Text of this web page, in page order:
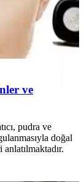
ve
pudra ve
doğal